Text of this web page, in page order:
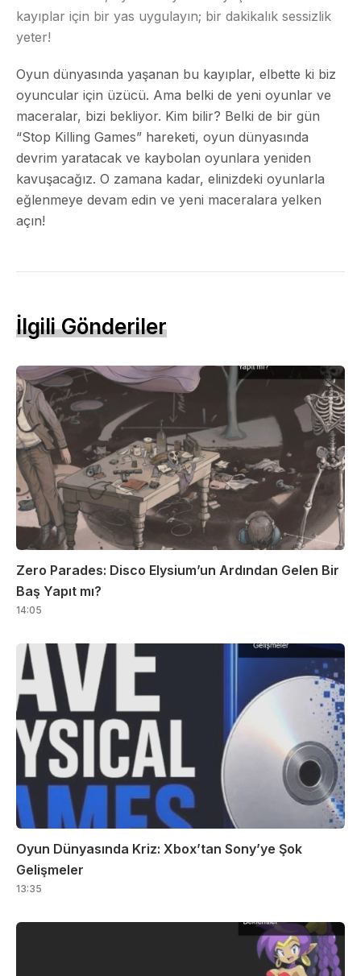
kayıplar için bir yas uygulayın; bir dakikalık sessizlik
yeter!
Oyun dünyasında yaşanan bu kayıplar, elbette ki biz
oyuncular için üzücü. Ama belki de yeni oyunlar ve
maceralar, bizi bekliyor. Kim bilir? Belki de bir gün
“Stop Killing Games” hareketi, oyun dünyasında
devrim yaratacak ve kaybolan oyunlara yeniden
kavuşacağız. O zamana kadar, elinizdeki oyunlarla
eğlenmeye devam edin ve yeni maceralara yelken
açın!
İlgili Gönderiler
Zero Parades: Disco Elysium’un Ardından Gelen Bir
Baş Yapıt mı?
14:05
Oyun Dünyasında Kriz: Xbox’tan Sony’ye Şok
Gelişmeler
13:35